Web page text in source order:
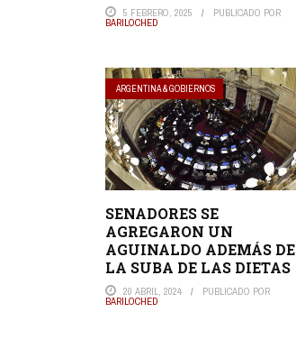
5 FEBRERO, 2025 PUBLICADO POR
BARILOCHED
ARGENTINA & GOBIERNOS
SENADORES SE
AGREGARON UN
AGUINALDO ADEMÁS DE
LA SUBA DE LAS DIETAS
20 ABRIL, 2024 PUBLICADO POR
BARILOCHED